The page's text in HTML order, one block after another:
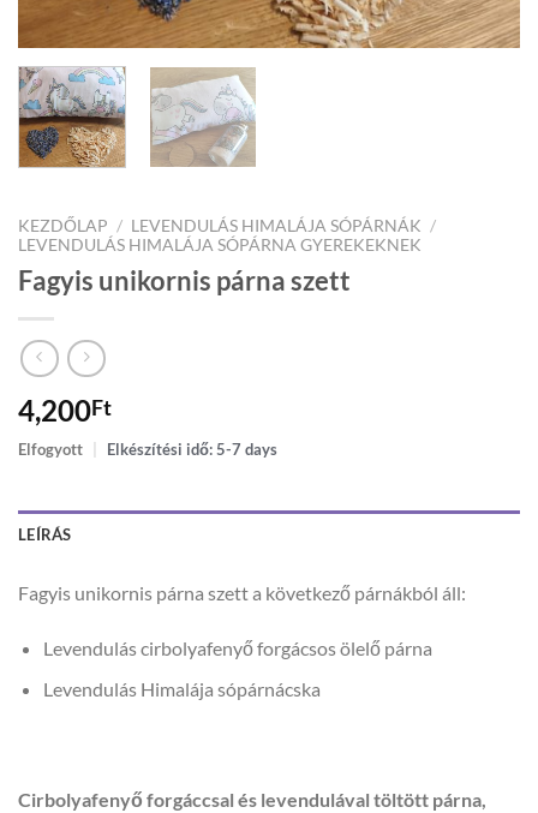
KEZDŐLAP / LEVENDULÁS HIMALÁJA SÓPÁRNÁK /
LEVENDULÁS HIMALÁJA SÓPÁRNA GYEREKEKNEK
Fagyis unikornis párna szett
4,200Ft
Elfogyott Elkészítési idő: 5-7 days
LEÍRÁS
Fagyis unikornis párna szett a következő párnákból áll:
Levendulás cirbolyafenyő forgácsos ölelő párna
Levendulás Himalája sópárnácska
Cirbolyafenyő forgáccsal és levendulával töltött párna,